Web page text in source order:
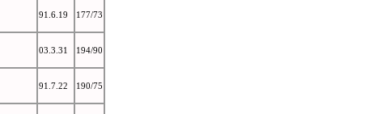
91.6.19 177/73
03.3.31 194/90
91.7.22 190/75